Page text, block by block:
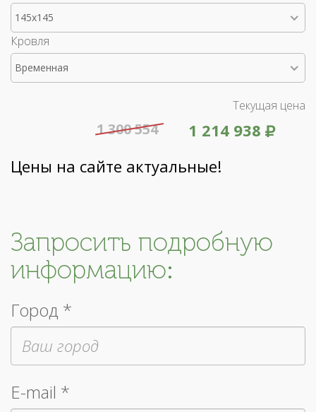
145x145
Кровля
Временная
Текущая цена
1 214 938
1 300 554
Цены на сайте актуальные!
Запросить подробную
информацию:
Город *
E-mail *